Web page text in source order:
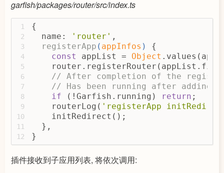
74
76
77
78
79
80
81
82
83
84
85
86
87
88
90
          });
          activeApp =
const
if (deactive) return
const unmount =
          unmount && unmount();
delete Garfish.apps[name];
// Nested scene to remove
// To avoid the main
          });
            needToDeleteApps.forEach(
garfish/packages/router/src/index.ts
1
2
3
4
5
6
7
8
9
10
11
12
{
  name:
'router' ,
registerApp ( appInfos )
{
const appList = Object
// After completion of the
// Has been running after
if (!Garfish.running) return ;
    routerLog(
'registerApp
    initRedirect();
  },
}
插件接收到子应用列表, 将依次调用: